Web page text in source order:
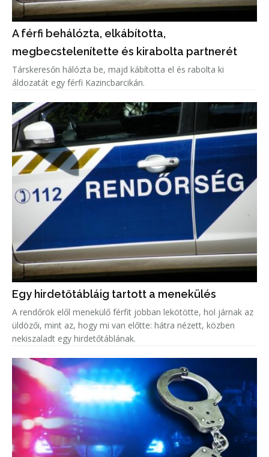
A férfi behálózta, elkábította,
megbecstelenítette és kirabolta partnerét
Társkeresőn hálózta be, majd kábította el és rabolta ki
áldozatát egy férfi Kazincbarcikán.
Egy hirdetőtábláig tartott a menekülés
A rendőrök elől menekülő férfit jobban lekötötte, hol járnak az
üldözői, mint az, hogy mi van előtte: hátra nézett, közben
nekiszaladt egy hirdetőtáblának.